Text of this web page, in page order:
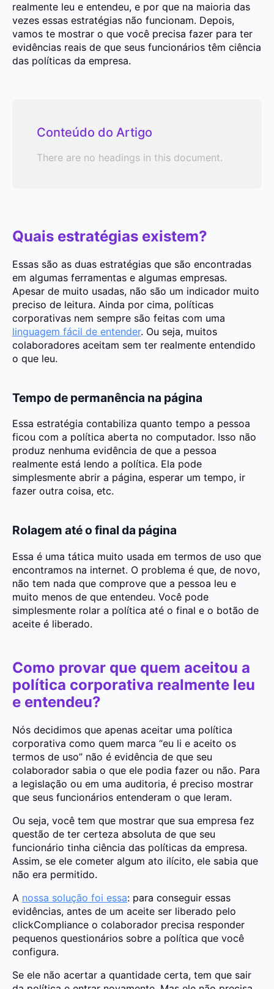
realmente leu e entendeu, e por que na maioria das
vezes essas estratégias não funcionam. Depois,
vamos te mostrar o que você precisa fazer para ter
evidências reais de que seus funcionários têm ciência
das políticas da empresa.
Conteúdo do Artigo
There are no headings in this document.
Quais estratégias existem?
Essas são as duas estratégias que são encontradas
em algumas ferramentas e algumas empresas.
Apesar de muito usadas, não são um indicador muito
preciso de leitura. Ainda por cima, políticas
corporativas nem sempre são feitas com uma
linguagem fácil de entender. Ou seja, muitos
colaboradores aceitam sem ter realmente entendido
o que leu.
Tempo de permanência na página
Essa estratégia contabiliza quanto tempo a pessoa
ficou com a política aberta no computador. Isso não
produz nenhuma evidência de que a pessoa
realmente está lendo a política. Ela pode
simplesmente abrir a página, esperar um tempo, ir
fazer outra coisa, etc.
Rolagem até o final da página
Essa é uma tática muito usada em termos de uso que
encontramos na internet. O problema é que, de novo,
não tem nada que comprove que a pessoa leu e
muito menos de que entendeu. Você pode
simplesmente rolar a política até o final e o botão de
aceite é liberado.
Como provar que quem aceitou a
política corporativa realmente leu
e entendeu?
Nós decidimos que apenas aceitar uma política
corporativa como quem marca “eu li e aceito os
termos de uso” não é evidência de que seu
colaborador sabia o que ele podia fazer ou não. Para
a legislação ou em uma auditoria, é preciso mostrar
que seus funcionários entenderam o que leram.
Ou seja, você tem que mostrar que sua empresa fez
questão de ter certeza absoluta de que seu
funcionário tinha ciência das políticas da empresa.
Assim, se ele cometer algum ato ilícito, ele sabia que
não era permitido.
A nossa solução foi essa: para conseguir essas
evidências, antes de um aceite ser liberado pelo
clickCompliance o colaborador precisa responder
pequenos questionários sobre a política que você
configura.
Se ele não acertar a quantidade certa, tem que sair